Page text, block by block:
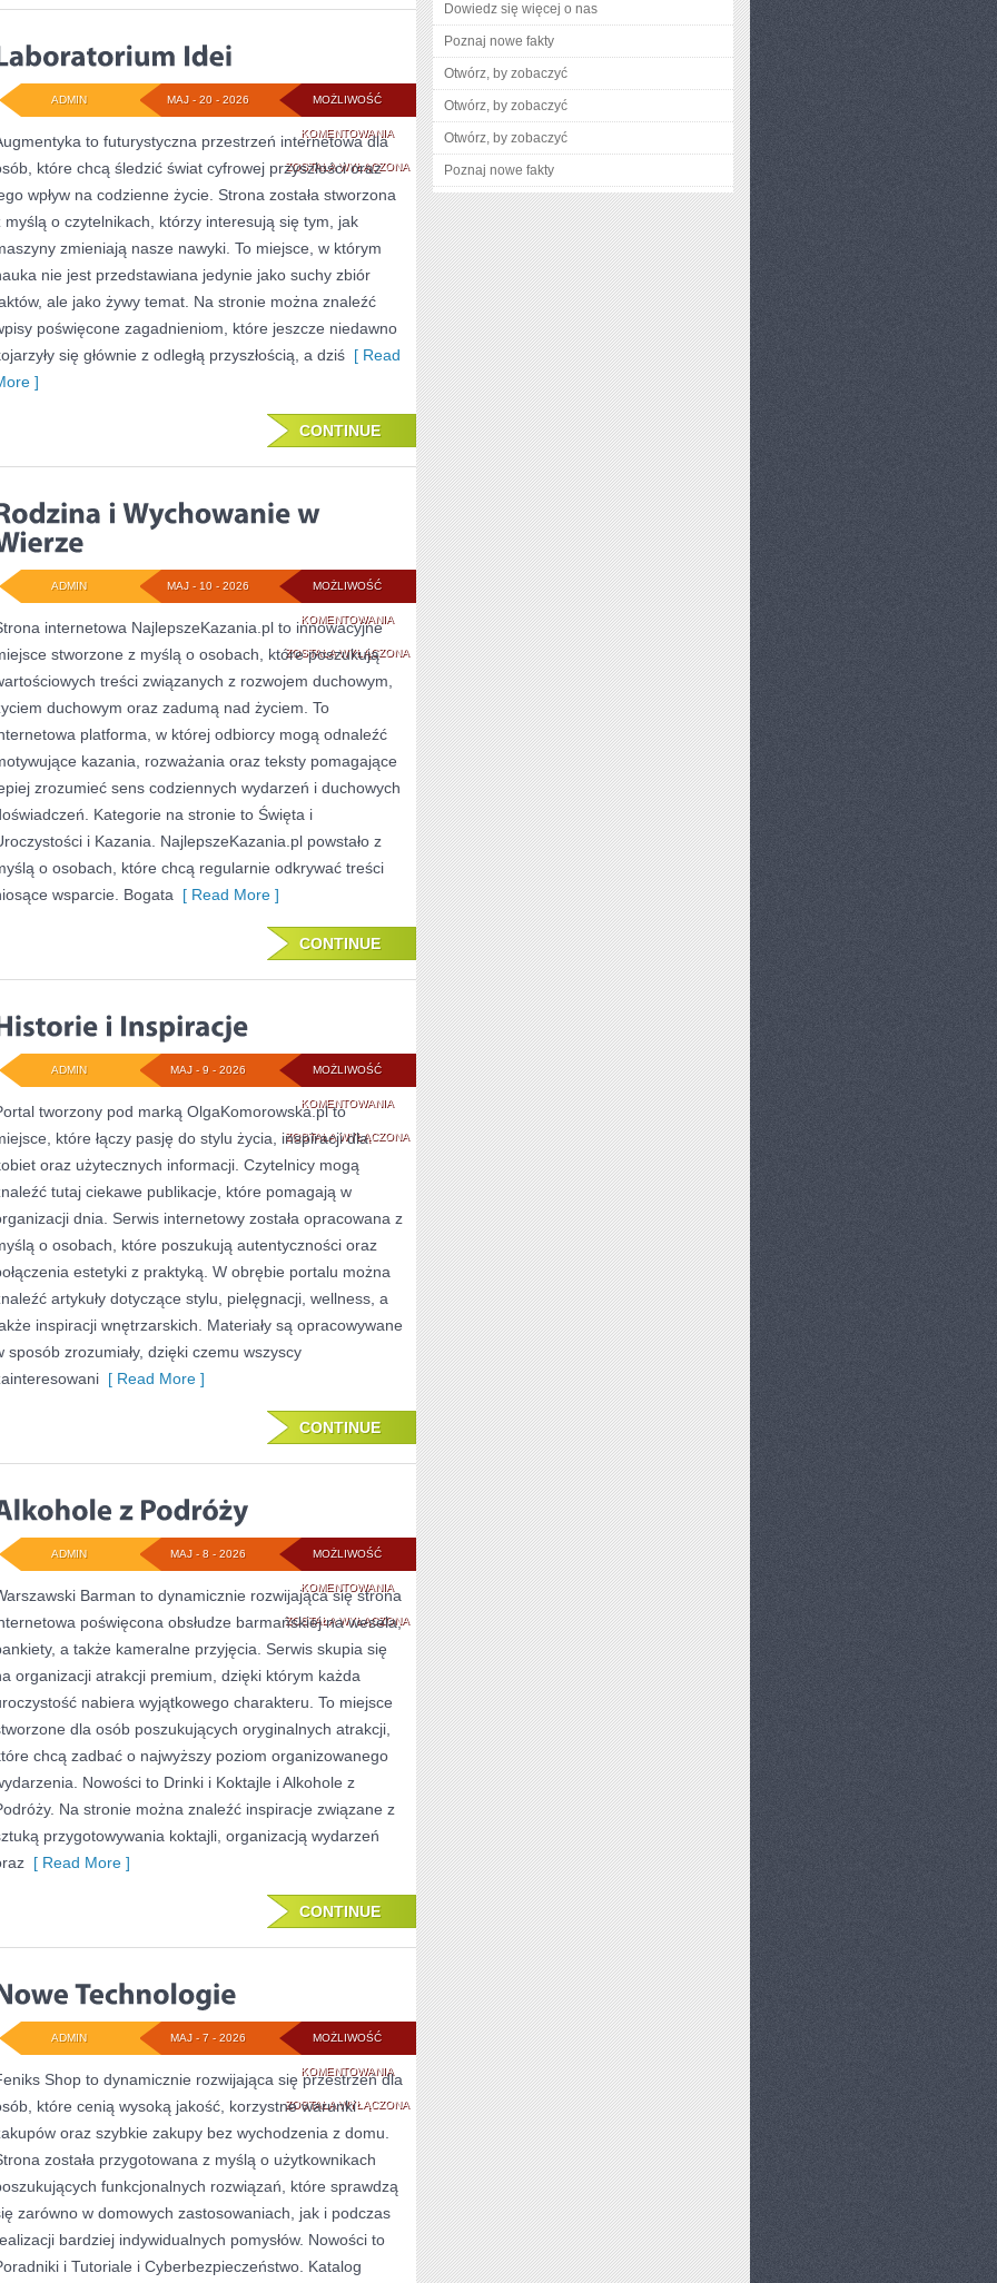
MOŻLIWOŚĆ
KOMENTOWANIALABORATORIUM
IDEI
ZOSTAŁA WYŁĄCZONA
MAJ - 20 - 2026
ADMIN
to futurystyczna przestrzeń internetowa dla
które chcą śledzić świat cyfrowej przyszłości oraz
wpływ na codzienne życie. Strona została stworzona
myślą o czytelnikach, którzy interesują się tym, jak
zmieniają nasze nawyki. To miejsce, w którym
nie jest przedstawiana jedynie jako suchy zbiór
ale jako żywy temat. Na stronie można znaleźć
poświęcone zagadnieniom, które jeszcze niedawno
się głównie z odległą przyszłością, a dziś [ Read
]
CONTINUE
MOŻLIWOŚĆ
KOMENTOWANIARODZINA
I
WYCHOWANIE
WIERZE
ZOSTAŁA WYŁĄCZONA
MAJ - 10 - 2026
ADMIN
internetowa NajlepszeKazania.pl to innowacyjne
stworzone z myślą o osobach, które poszukują
treści związanych z rozwojem duchowym,
duchowym oraz zadumą nad życiem. To
platforma, w której odbiorcy mogą odnaleźć
kazania, rozważania oraz teksty pomagające
zrozumieć sens codziennych wydarzeń i duchowych
Kategorie na stronie to Święta i
i Kazania. NajlepszeKazania.pl powstało z
o osobach, które chcą regularnie odkrywać treści
wsparcie. Bogata [ Read More ]
CONTINUE
MOŻLIWOŚĆ
KOMENTOWANIAHISTORIE
I
INSPIRACJE
ZOSTAŁA WYŁĄCZONA
MAJ - 9 - 2026
ADMIN
tworzony pod marką OlgaKomorowska.pl to
które łączy pasję do stylu życia, inspiracji dla
oraz użytecznych informacji. Czytelnicy mogą
tutaj ciekawe publikacje, które pomagają w
dnia. Serwis internetowy została opracowana z
o osobach, które poszukują autentyczności oraz
estetyki z praktyką. W obrębie portalu można
artykuły dotyczące stylu, pielęgnacji, wellness, a
inspiracji wnętrzarskich. Materiały są opracowywane
sposób zrozumiały, dzięki czemu wszyscy
[ Read More ]
CONTINUE
MOŻLIWOŚĆ
KOMENTOWANIAALKOHOLE
Z
PODRÓŻY
ZOSTAŁA WYŁĄCZONA
MAJ - 8 - 2026
ADMIN
Barman to dynamicznie rozwijająca się strona
poświęcona obsłudze barmańskiej na wesela,
a także kameralne przyjęcia. Serwis skupia się
organizacji atrakcji premium, dzięki którym każda
nabiera wyjątkowego charakteru. To miejsce
dla osób poszukujących oryginalnych atrakcji,
chcą zadbać o najwyższy poziom organizowanego
Nowości to Drinki i Koktajle i Alkohole z
Na stronie można znaleźć inspiracje związane z
przygotowywania koktajli, organizacją wydarzeń
[ Read More ]
CONTINUE
MOŻLIWOŚĆ
KOMENTOWANIANOWE
TECHNOLOGIE
ZOSTAŁA WYŁĄCZONA
MAJ - 7 - 2026
ADMIN
Shop to dynamicznie rozwijająca się przestrzeń dla
które cenią wysoką jakość, korzystne warunki
oraz szybkie zakupy bez wychodzenia z domu.
została przygotowana z myślą o użytkownikach
funkcjonalnych rozwiązań, które sprawdzą
zarówno w domowych zastosowaniach, jak i podczas
bardziej indywidualnych pomysłów. Nowości to
i Tutoriale i Cyberbezpieczeństwo. Katalog
Dowiedz się więcej o nas
Poznaj nowe fakty
Otwórz, by zobaczyć
Otwórz, by zobaczyć
Otwórz, by zobaczyć
Poznaj nowe fakty